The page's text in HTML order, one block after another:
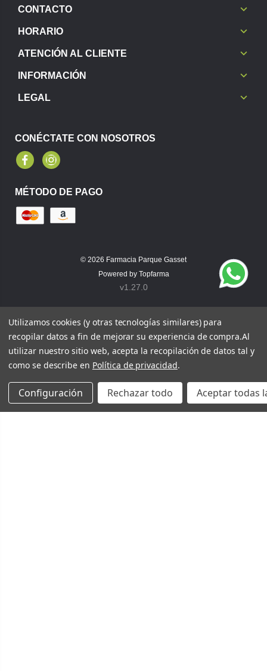
CONTACTO
HORARIO
ATENCIÓN AL CLIENTE
INFORMACIÓN
LEGAL
CONÉCTATE CON NOSOTROS
FacebookInstagram
MÉTODO DE PAGO
© 2026 Farmacia Parque Gasset
Powered by Topfarma
v1.27.0
Utilizamos cookies (y otras tecnologías similares) para
recopilar datos a fin de mejorar su experiencia de compra.Al
utilizar nuestro sitio web, acepta la recopilación de datos tal y
como se describe en Política de privacidad.
Configuración Rechazar todo Aceptar todas